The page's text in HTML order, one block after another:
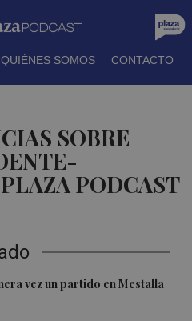
QUIÉNES SOMOS CONTACTO
SOBRE
PODCAST
vez un partido en Mestalla